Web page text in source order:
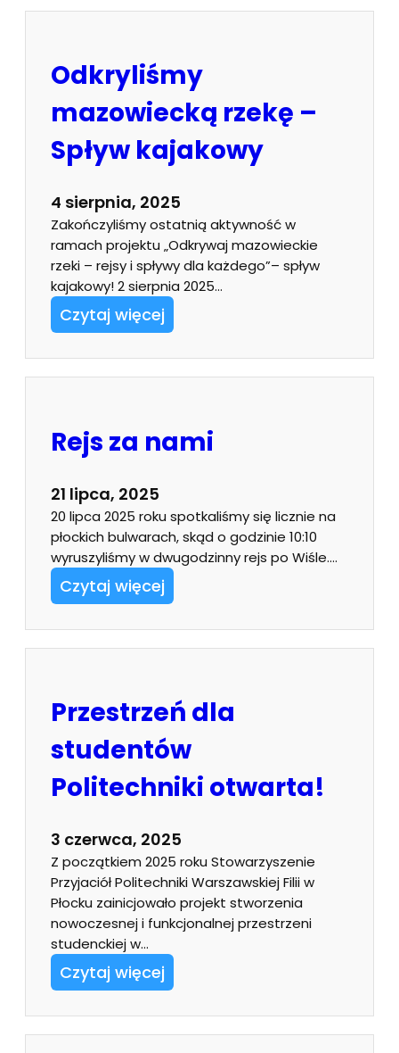
Odkryliśmy
mazowiecką rzekę –
Spływ kajakowy
4 sierpnia, 2025
Zakończyliśmy ostatnią aktywność w
ramach projektu „Odkrywaj mazowieckie
rzeki – rejsy i spływy dla każdego”– spływ
kajakowy! 2 sierpnia 2025…
Czytaj więcej
Rejs za nami
21 lipca, 2025
20 lipca 2025 roku spotkaliśmy się licznie na
płockich bulwarach, skąd o godzinie 10:10
wyruszyliśmy w dwugodzinny rejs po Wiśle.…
Czytaj więcej
Przestrzeń dla
studentów
Politechniki otwarta!
3 czerwca, 2025
Z początkiem 2025 roku Stowarzyszenie
Przyjaciół Politechniki Warszawskiej Filii w
Płocku zainicjowało projekt stworzenia
nowoczesnej i funkcjonalnej przestrzeni
studenckiej w…
Czytaj więcej